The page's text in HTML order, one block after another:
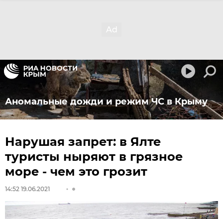
Аномальные дожди и режим ЧС в Крыму
Нарушая запрет: в Ялте
туристы ныряют в грязное
море - чем это грозит
14:52 19.06.2021